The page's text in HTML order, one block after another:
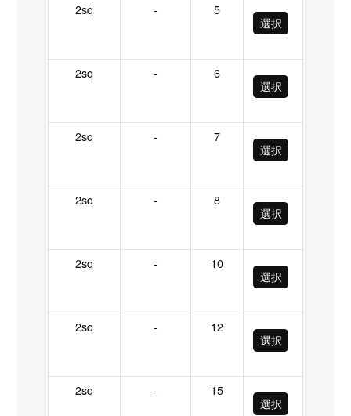
2sq -
5
選択
2sq -
6
選択
2sq -
7
選択
2sq -
8
選択
2sq -
10
選択
2sq -
12
選択
2sq -
15
選択